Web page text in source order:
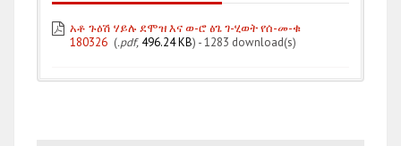
አቶ ጉዕሽ ሃይሉ ደሞዝ እና ወ-ሮ ፅጌ ገ-ሂወት የሰ-መ-ቁ
180326 (.pdf, 496.24 KB) - 1283 download(s)